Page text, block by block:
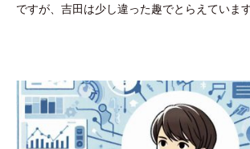
ですが、吉田は少し違った趣でとらえていま